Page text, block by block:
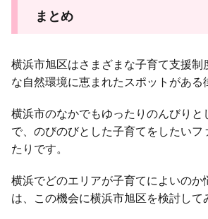
まとめ
横浜市旭区はさまざまな子育て支援制
な自然環境に恵まれたスポットがある
横浜市のなかでもゆったりのんびりと
で、のびのびとした子育てをしたいフ
たりです。
横浜でどのエリアが子育てによいのか
は、この機会に横浜市旭区を検討して